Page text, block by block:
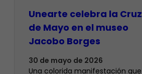
Unearte celebra la Cruz
de Mayo en el museo
Jacobo Borges
30 de mayo de 2026
Una colorida manifestación que